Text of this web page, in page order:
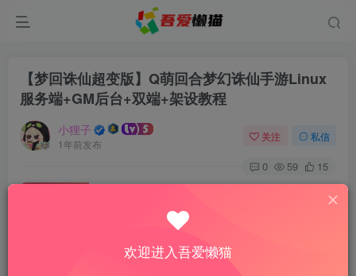
【梦回诛仙超变版】Q萌回合梦幻诛仙手游Linux
服务端+GM后台+双端+架设教程
小狸子
1年前发布
关注 私信
0 59 15
此内容为付费资源，请付费后查看
30
欢迎进入吾爱懒猫